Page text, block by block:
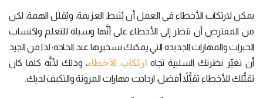
يمكن لارتكاب الأخطاء في العمل أن يُثبط العزيمة، ويُقلل الهمة، لكن
من المفترض أن تنظر إلى الأخطاء على أنَّها وسيلة للتعلم واكتساب
الخبرات والمهارات الجديدة التي يمكنك تسخيرها عند الحاجة؛ لذا من الجيد
أن تغيِّر نظرتك السلبية تجاه ارتكاب الأخطاء، وذلك لأنَّه كلما كان
تقبُّلك للأخطاء تقبُّلاً أفضل، ازدادت مهارات المرونة والتكيف لديك.